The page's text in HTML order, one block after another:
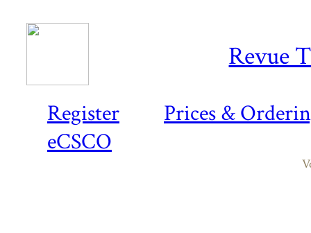
Register
Prices &
eCSCO
Revue